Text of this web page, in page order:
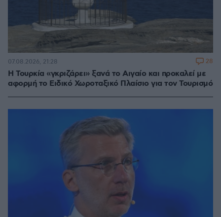
Η Τουρκία «γκριζάρει» ξανά το Αιγαίο και προκαλεί με
αφορμή το Ειδικό Χωροταξικό Πλαίσιο για τον Τουρισμό
07.08.2026, 21:28 28